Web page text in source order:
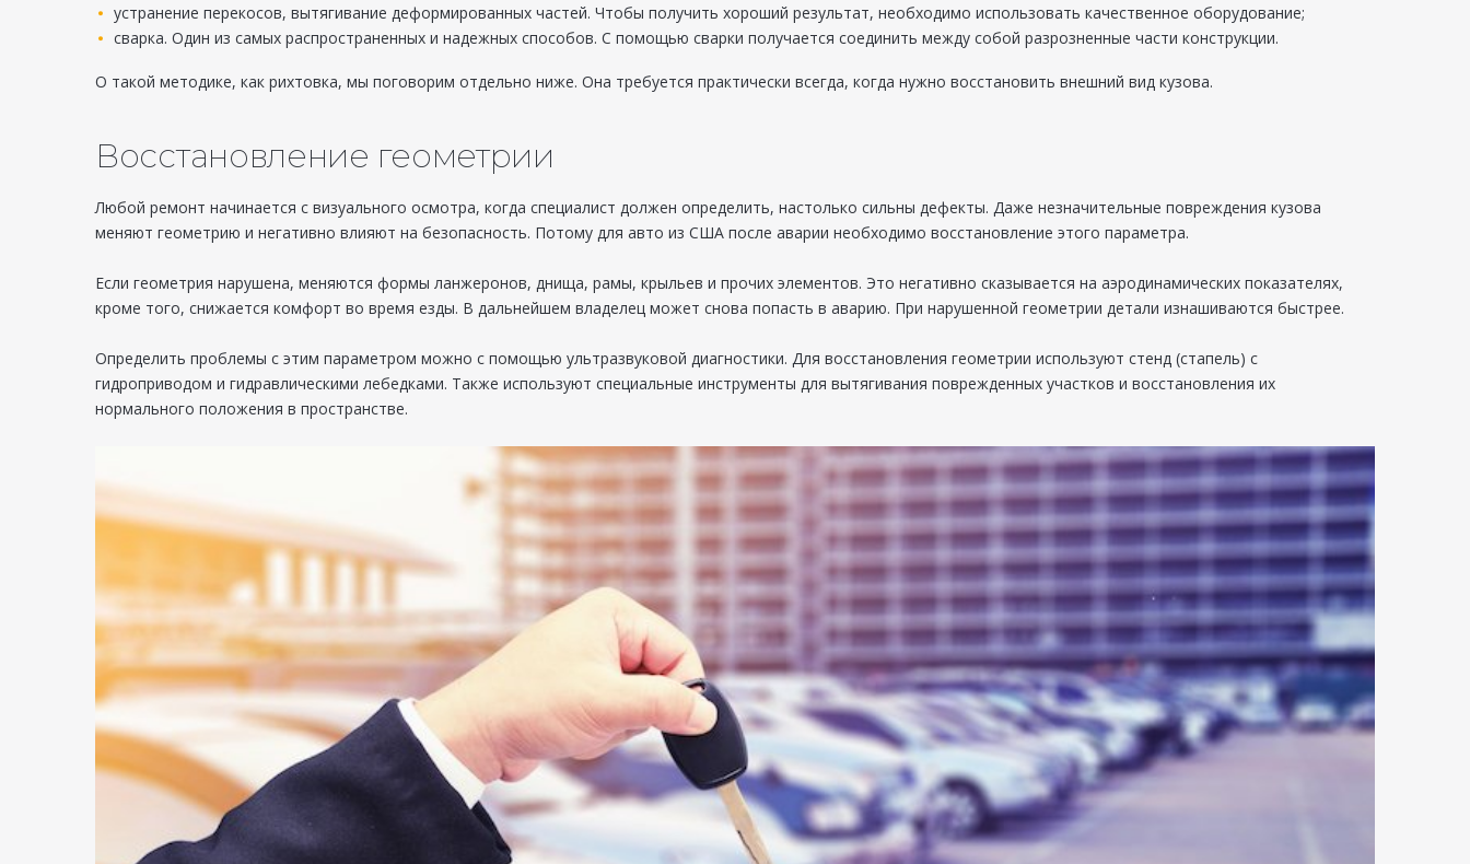
устранение перекосов, вытягивание деформированных частей. Чтобы получить хороший результат, необходимо использовать качественное оборудование;
сварка. Один из самых распространенных и надежных способов. С помощью сварки получается соединить между собой разрозненные части конструкции.
О такой методике, как рихтовка, мы поговорим отдельно ниже. Она требуется практически всегда, когда нужно восстановить внешний вид кузова.
Восстановление геометрии
Любой ремонт начинается с визуального осмотра, когда специалист должен определить, настолько сильны дефекты. Даже незначительные повреждения кузова
меняют геометрию и негативно влияют на безопасность. Потому для авто из США после аварии необходимо восстановление этого параметра.
Если геометрия нарушена, меняются формы ланжеронов, днища, рамы, крыльев и прочих элементов. Это негативно сказывается на аэродинамических показателях,
кроме того, снижается комфорт во время езды. В дальнейшем владелец может снова попасть в аварию. При нарушенной геометрии детали изнашиваются быстрее.
Определить проблемы с этим параметром можно с помощью ультразвуковой диагностики. Для восстановления геометрии используют стенд (стапель) с
гидроприводом и гидравлическими лебедками. Также используют специальные инструменты для вытягивания поврежденных участков и восстановления их
нормального положения в пространстве.